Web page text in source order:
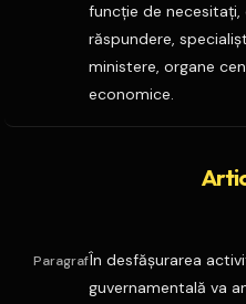
funcţie de
răspundere,
ministere, organe
economice.
ParagrafÎn desfăşurarea
guvernamentală va